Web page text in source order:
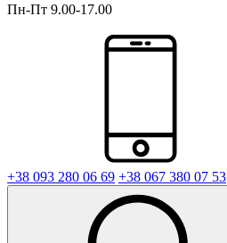
Пн-Пт 9.00-17.00
+38 093 280 06 69 +38 067 380 07 53